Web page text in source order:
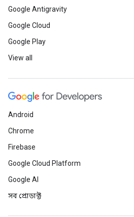
Google Antigravity
Google Cloud
Google Play
View all
Android
Chrome
Firebase
Google Cloud Platform
Google AI
সব প্রোডাক্ট